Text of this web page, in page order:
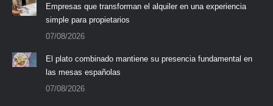
Empresas que transforman el alquiler en una experiencia
simple para propietarios
07/08/2026
El plato combinado mantiene su presencia fundamental en
las mesas españolas
07/08/2026